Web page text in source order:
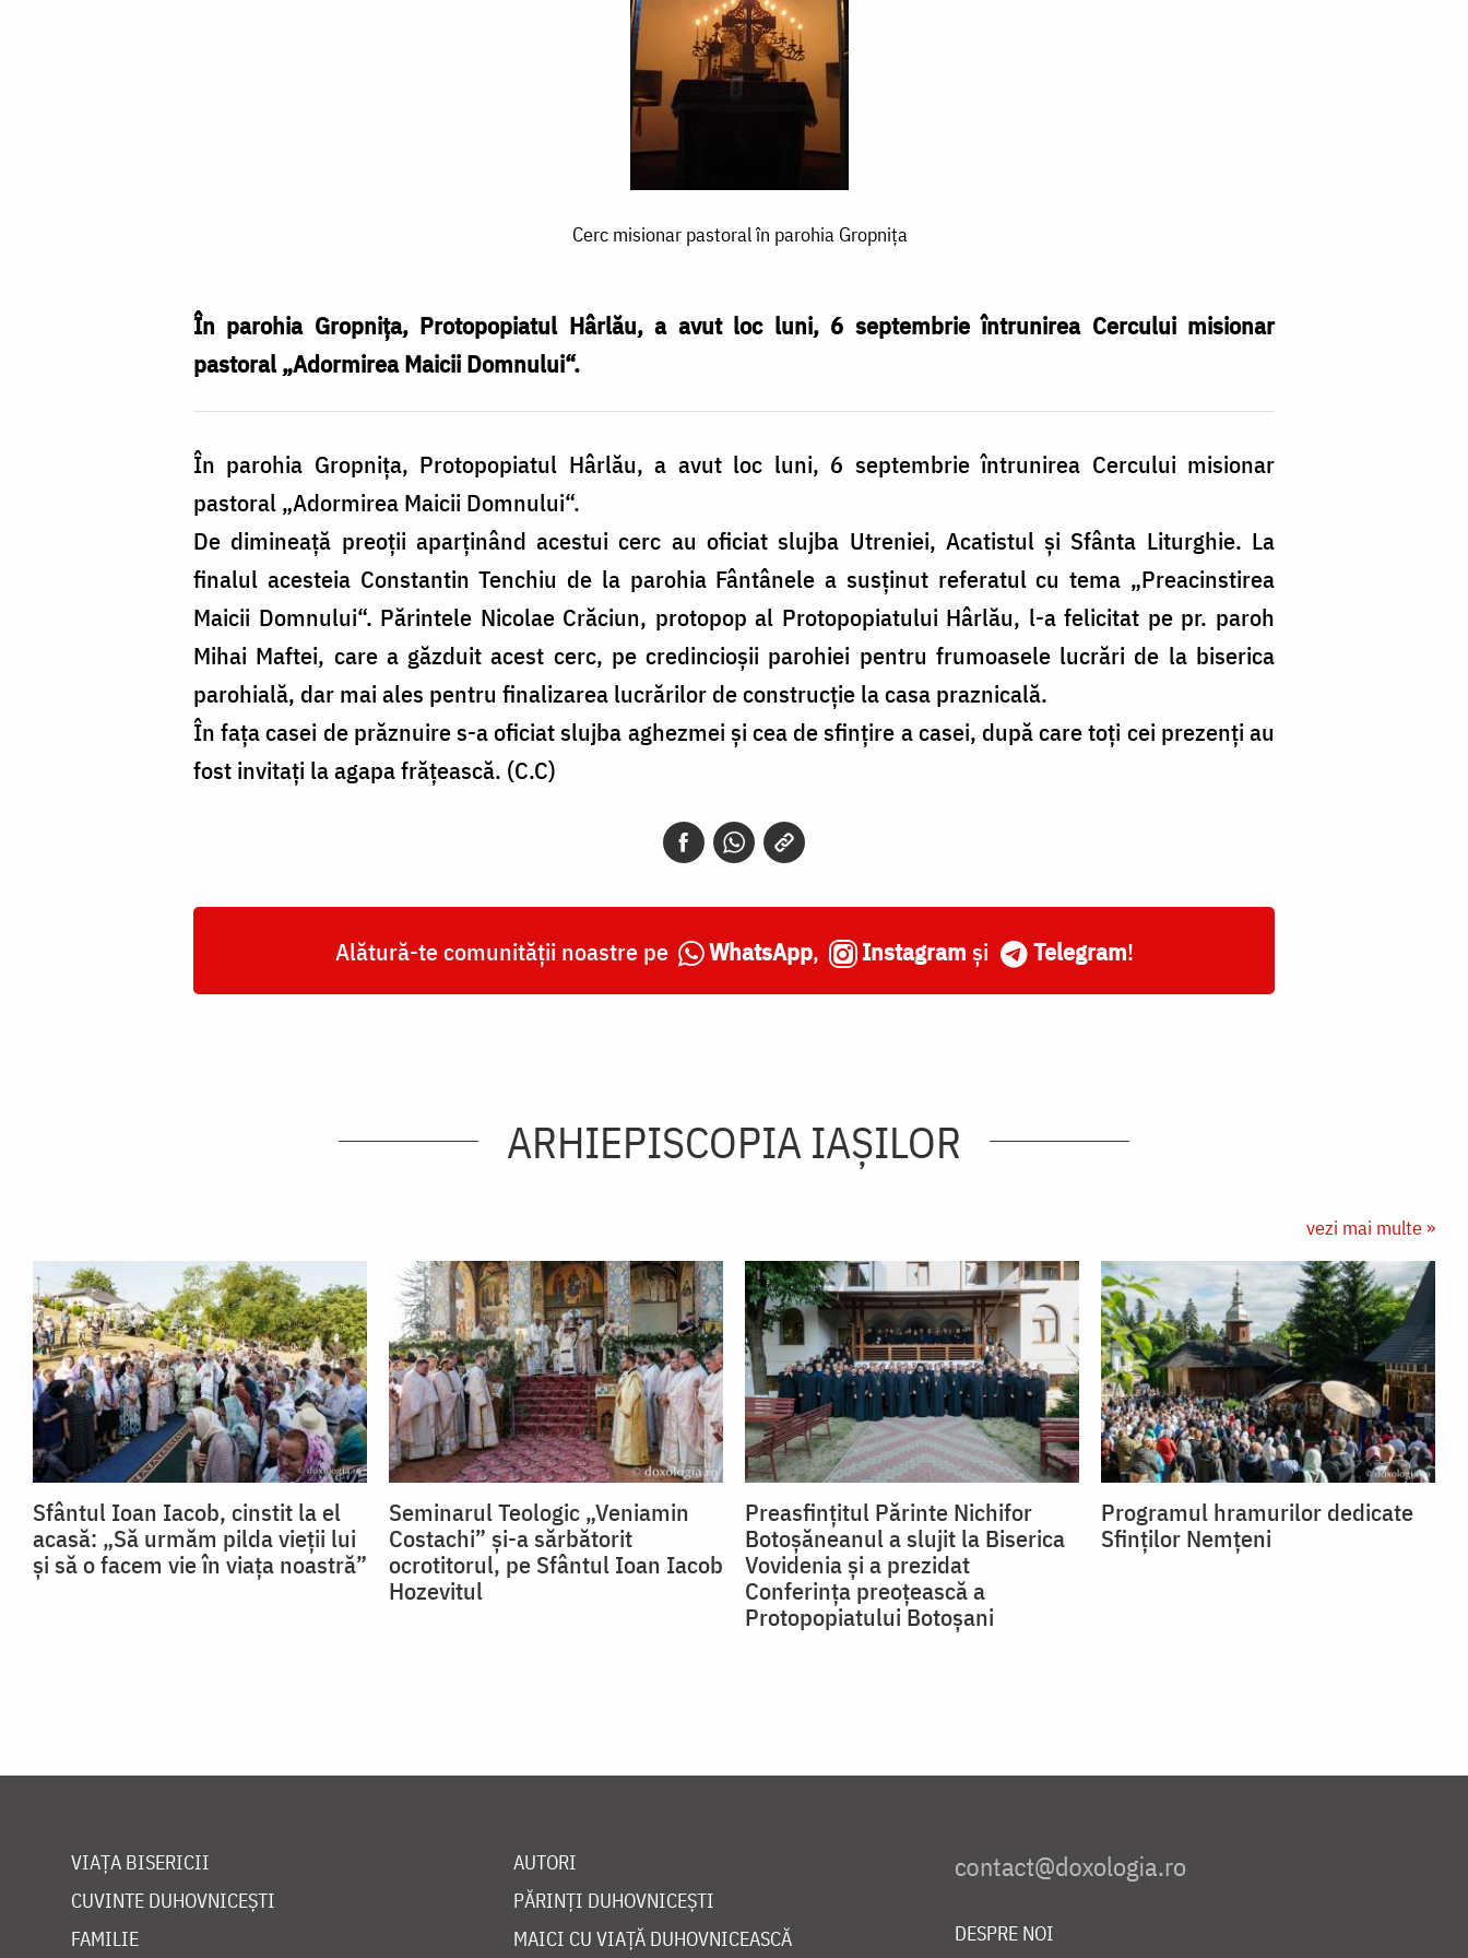
Cerc misionar pastoral în parohia Gropnița
În parohia Gropnița, Protopopiatul Hârlău, a avut loc luni, 6 septembrie întrunirea Cercului misionar
pastoral „Adormirea Maicii Domnului“.
În parohia Gropnița, Protopopiatul Hârlău, a avut loc luni, 6 septembrie întrunirea Cercului misionar
pastoral „Adormirea Maicii Domnului“.
De dimineață preoții aparținând acestui cerc au oficiat slujba Utreniei, Acatistul și Sfânta Liturghie. La
finalul acesteia Constantin Tenchiu de la parohia Fântânele a susținut referatul cu tema „Preacinstirea
Maicii Domnului“. Părintele Nicolae Crăciun, protopop al Protopopiatului Hârlău, l-a felicitat pe pr. paroh
Mihai Maftei, care a găzduit acest cerc, pe credincioșii parohiei pentru frumoasele lucrări de la biserica
parohială, dar mai ales pentru finalizarea lucrărilor de construcție la casa praznicală.
În fața casei de prăznuire s-a oficiat slujba aghezmei și cea de sfințire a casei, după care toți cei prezenți au
fost invitați la agapa frățească. (C.C)
Alătură-te comunității noastre pe WhatsApp, Instagram și Telegram!
ARHIEPISCOPIA IAŞILOR
vezi mai multe »
Sfântul Ioan Iacob, cinstit la el
acasă: „Să urmăm pilda vieții lui
și să o facem vie în viața noastră”
Seminarul Teologic „Veniamin
Costachi” și-a sărbătorit
ocrotitorul, pe Sfântul Ioan Iacob
Hozevitul
Preasfințitul Părinte Nichifor
Botoșăneanul a slujit la Biserica
Vovidenia și a prezidat
Conferința preoțească a
Protopopiatului Botoșani
Programul hramurilor dedicate
Sfinților Nemțeni
VIAȚA BISERICII
CUVINTE DUHOVNICEȘTI
FAMILIE
AUTORI
PĂRINȚI DUHOVNICEȘTI
MAICI CU VIAȚĂ DUHOVNICEASCĂ
DESPRE NOI